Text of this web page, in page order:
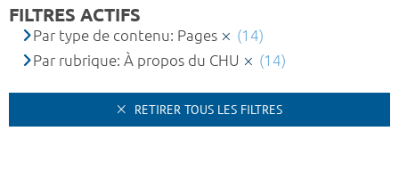
FILTRES ACTIFS
Par type de contenu: Pages
(14)
Par rubrique: À propos du CHU
(14)
RETIRER TOUS LES FILTRES